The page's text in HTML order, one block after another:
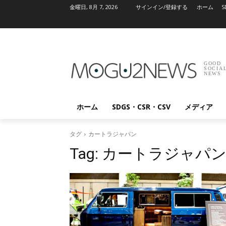
金曜日, 8月 7, 2026 サインイン/登録する ホーム
GOOD
NEWS
ホーム SDGS・CSR・CSV メディア
タグ カートラジャパン
Tag: カートラジャパン